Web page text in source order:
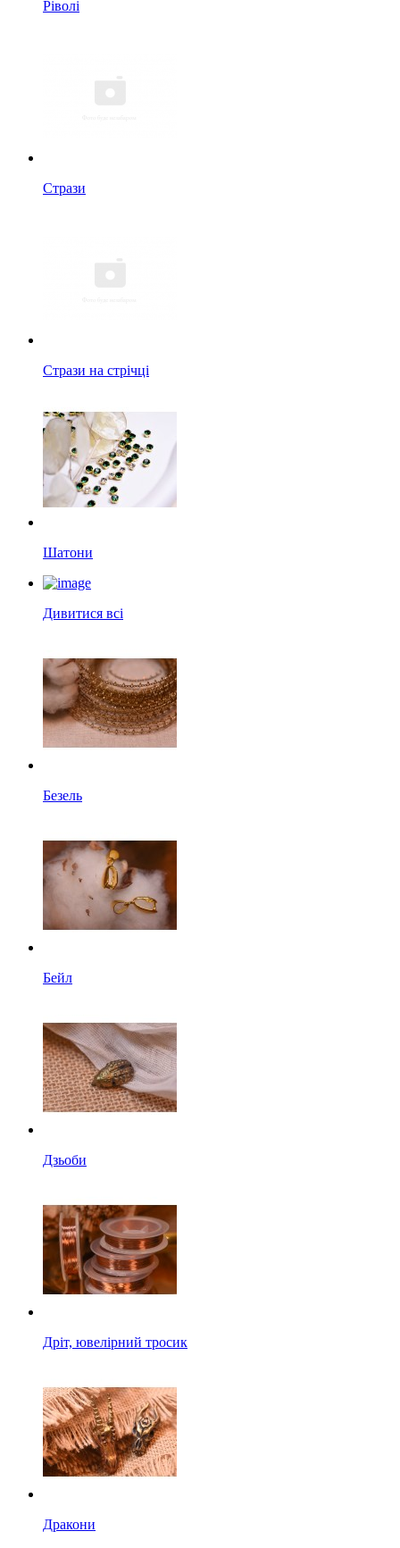
Ріволі
Стрази
Стрази на стрічці
Шатони
Дивитися всі
Безель
Бейл
Дзьоби
Дріт, ювелірний тросик
Дракони